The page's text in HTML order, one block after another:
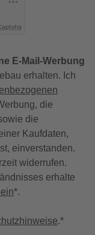
E-Mail-Werbung
erhalten. Ich
die
die
Kaufdaten,
einverstanden.
widerrufen.
erhalte
*.
.